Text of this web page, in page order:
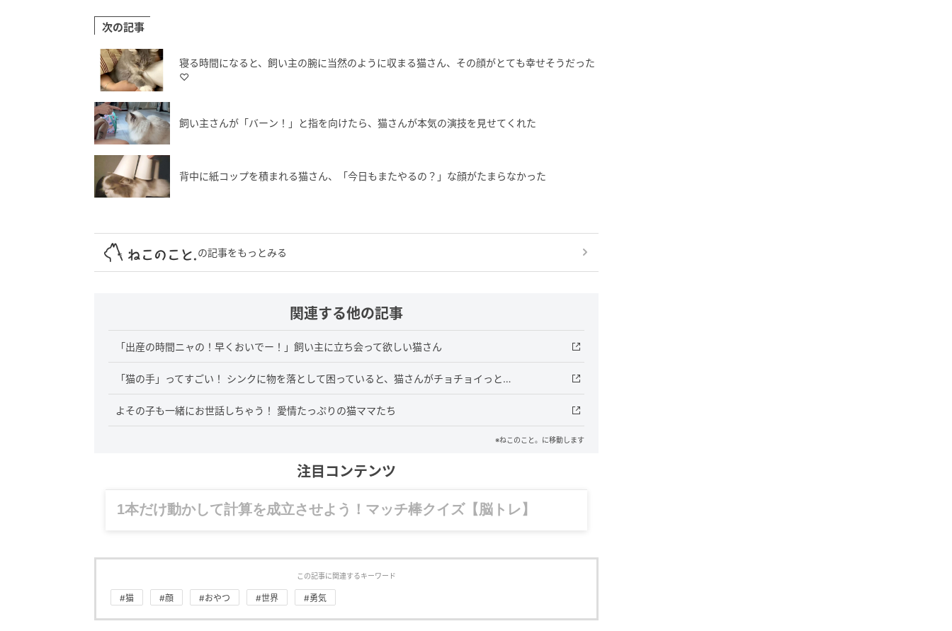
次の記事
寝る時間になると、飼い主の腕に当然のように収まる猫さん、その顔がとても幸せそうだった
♡
飼い主さんが「バーン！」と指を向けたら、猫さんが本気の演技を見せてくれた
背中に紙コップを積まれる猫さん、「今日もまたやるの？」な顔がたまらなかった
の記事をもっとみる
関連する他の記事
「出産の時間ニャの！早くおいでー！」飼い主に立ち会って欲しい猫さん
「猫の手」ってすごい！ シンクに物を落として困っていると、猫さんがチョチョイっと…
よその子も一緒にお世話しちゃう！ 愛情たっぷりの猫ママたち
※ねこのこと。に移動します
注目コンテンツ
グルメ、ギャグ、子育て、旅行記……全部、読めます。
この記事に関連するキーワード
#猫 #顔 #おやつ #世界 #勇気